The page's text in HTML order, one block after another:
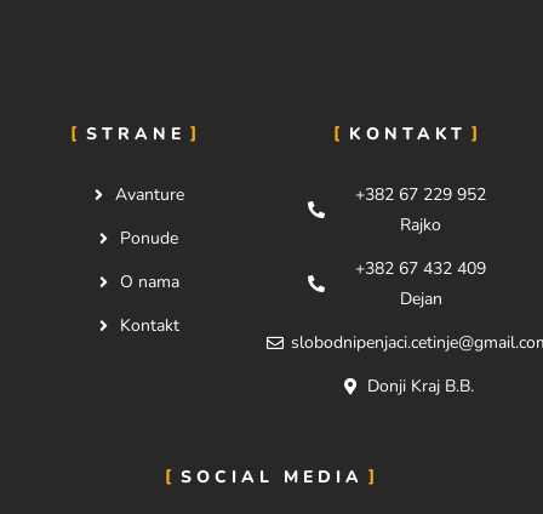
STRANE
Avanture
Ponude
O nama
Kontakt
KONTAKT
+382 67 229 952
Rajko
+382 67 432 409
Dejan
Donji Kraj B.B.
SOCIAL MEDIA